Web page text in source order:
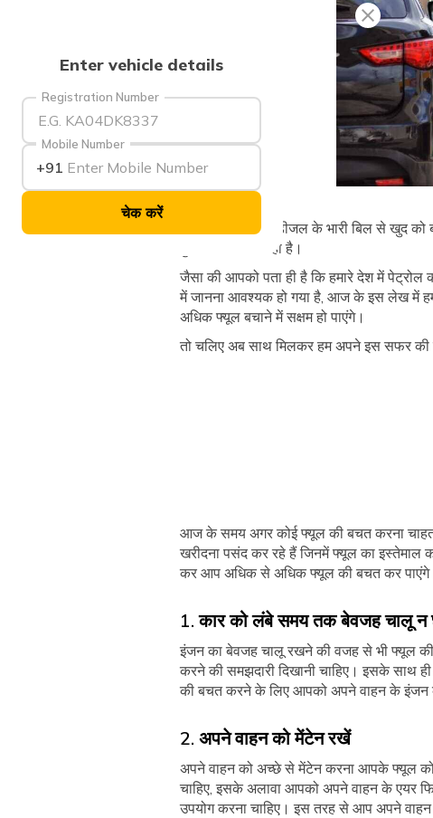
Enter vehicle details
Registration Number
Mobile Number
+91
चेक करें
हर कोई पेट्रोल या डीजल के भारी बिल से खुद
मुश्किल होता जा रहा है।
जैसा की आपको पता ही है कि हमारे देश में
में जानना आवश्यक हो गया है, आज के इस लेख में
अधिक फ्यूल बचाने में सक्षम हो पाएंगे।
तो चलिए अब साथ मिलकर हम अपने इस सफर
आज के समय अगर कोई फ्यूल की बचत करना
खरीदना पसंद कर रहे हैं जिनमें फ्यूल का
कर आप अधिक से अधिक फ्यूल की बचत कर
1. कार को लंबे समय तक बेवजह चालू न
इंजन का बेवजह चालू रखने की वजह से भी फ्यूल
करने की समझदारी दिखानी चाहिए। इसके साथ
की बचत करने के लिए आपको अपने वाहन के इंजन
2. अपने वाहन को मेंटेन रखें
अपने वाहन को अच्छे से मेंटेन करना आपके फ्यूल को
चाहिए, इसके अलावा आपको अपने वाहन के एयर
उपयोग करना चाहिए। इस तरह से आप अपने